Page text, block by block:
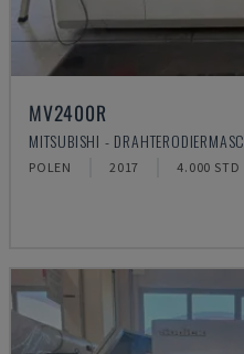
MV2400R
MITSUBISHI -
POLEN 2017 4.000 STD